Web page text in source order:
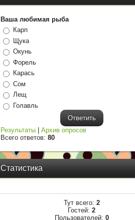
Ваша любимая рыба
Карп
Щука
Окунь
Форель
Карась
Сом
Лещ
Голавль
Результаты |Архив опросов
Всего ответов:80
Статистика
Тут всего: 2
Гостей:2
Пользователей: 0